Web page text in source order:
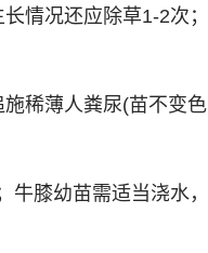
情况还应除草1-2次；
稀薄人粪尿(苗不变色
牛膝幼苗需适当浇水，